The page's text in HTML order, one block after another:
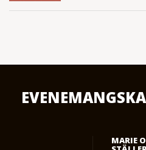
MARIE